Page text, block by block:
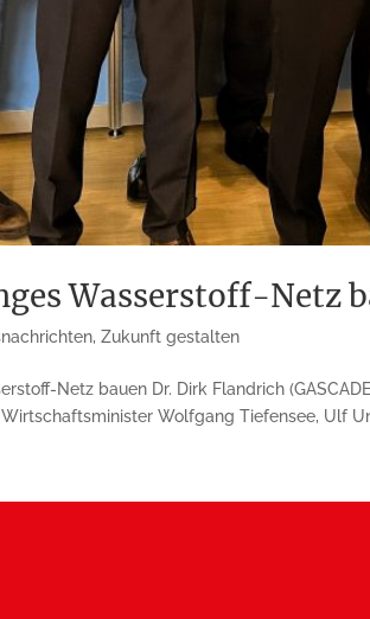
Wasserstoff-Netz
,Zukunft gestalten
Netz bauen Dr. Dirk Flandrich
Wolfgang Tiefensee, Ulf